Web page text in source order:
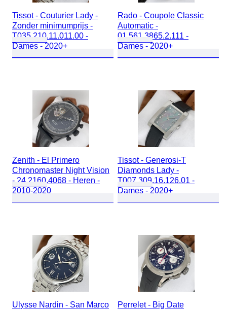
Tissot - Couturier Lady -
Zonder minimumprijs -
T035.210.11.011.00 -
Dames - 2020+
Rado - Coupole Classic
Automatic -
01.561.3865.2.111 -
Dames - 2020+
Zenith - El Primero
Chronomaster Night Vision
- 24.2160.4068 - Heren -
2010-2020
Tissot - Generosi-T
Diamonds Lady -
T007.309.16.126.01 -
Dames - 2020+
Ulysse Nardin - San Marco
Perrelet - Big Date